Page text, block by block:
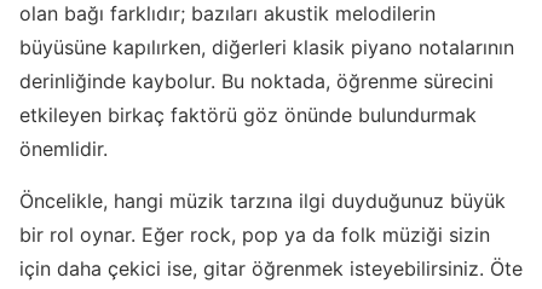
olan bağı farklıdır; bazıları akustik melodilerin
büyüsüne kapılırken, diğerleri klasik piyano notalarının
derinliğinde kaybolur. Bu noktada, öğrenme sürecini
etkileyen birkaç faktörü göz önünde bulundurmak
önemlidir.
Öncelikle, hangi müzik tarzına ilgi duyduğunuz büyük
bir rol oynar. Eğer rock, pop ya da folk müziği sizin
için daha çekici ise, gitar öğrenmek isteyebilirsiniz. Öte